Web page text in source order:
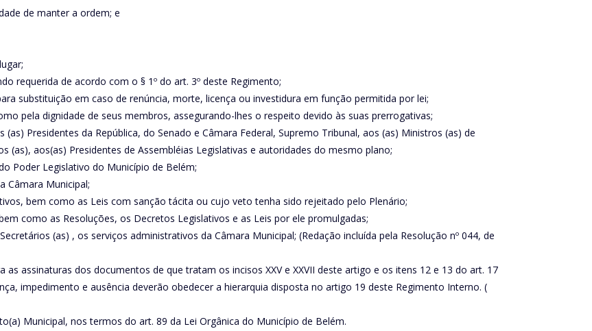
de manter a ordem; e
requerida de acordo com o § 1º do art. 3º deste Regimento;
substituição em caso de renúncia, morte, licença ou investidura em função permitida por lei;
pela dignidade de seus membros, assegurando-lhes o respeito devido às suas prerrogativas;
Presidentes da República, do Senado e Câmara Federal, Supremo Tribunal, aos (as) Ministros (as) de
(as), aos(as) Presidentes de Assembléias Legislativas e autoridades do mesmo plano;
Poder Legislativo do Município de Belém;
Câmara Municipal;
bem como as Leis com sanção tácita ou cujo veto tenha sido rejeitado pelo Plenário;
como as Resoluções, os Decretos Legislativos e as Leis por ele promulgadas;
(as) , os serviços administrativos da Câmara Municipal; (Redação incluída pela Resolução nº 044, de
as assinaturas dos documentos de que tratam os incisos XXV e XXVII deste artigo e os itens 12 e 13 do art. 17
impedimento e ausência deverão obedecer a hierarquia disposta no artigo 19 deste Regimento Interno. (
Municipal, nos termos do art. 89 da Lei Orgânica do Município de Belém.